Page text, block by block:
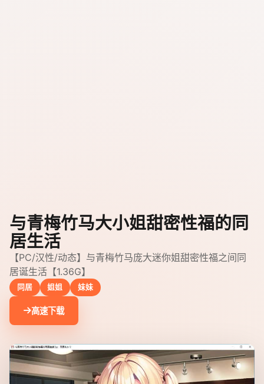
与青梅竹马大小姐甜密性福的同
居生活
【PC/汉性/动态】与青梅竹马庞大迷你姐甜密性福之间同
居诞生活【1.36G】
同居 姐姐 妹妹
高速下载